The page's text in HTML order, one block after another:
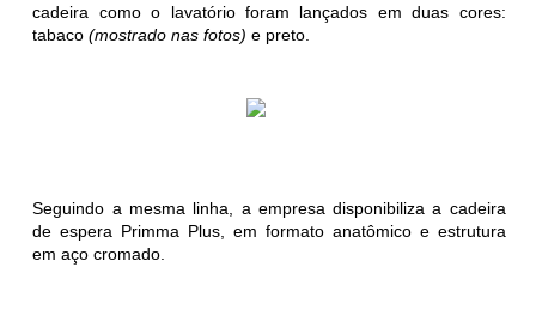
cadeira como o lavatório foram lançados em duas cores:
tabaco (mostrado nas fotos) e preto.
Seguindo a mesma linha, a empresa disponibiliza a cadeira
de espera Primma Plus, em formato anatômico e estrutura
em aço cromado.